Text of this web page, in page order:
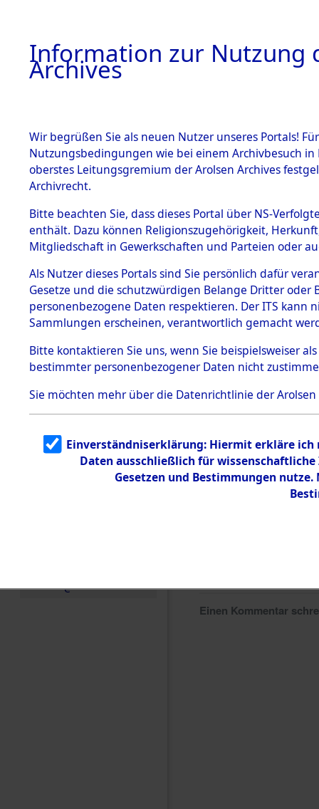
BESTÄNDE
1.
mente
5. Verschiedenes
5.3
Todesmärsche
5.3.1 Alliierte
Erhebungen
zu
Todesmärsch
en
5.3.2
g
5.3.3
Todesmärsch
e
Baden-
Bruchsal
Einen Kommentar
Information zur Nutzung
Archives
Wir begrüßen Sie als neuen Nutzer unseres Portals!
Nutzungsbedingungen wie bei einem Archivbesuch
oberstes Leitungsgremium der Arolsen Archives
Archivrecht.
Bitte beachten Sie, dass dieses Portal über NS-
enthält. Dazu können Religionszugehörigkeit,
Mitgliedschaft in Gewerkschaften und Parteien oder
Als Nutzer dieses Portals sind Sie persönlich dafür
Gesetze und die schutzwürdigen Belange Dritter
personenbezogene Daten respektieren. Der ITS
Sammlungen erscheinen, verantwortlich gemacht
Bitte kontaktieren Sie uns, wenn Sie beispielsweiser
bestimmter personenbezogener Daten nicht
Sie möchten mehr über die Datenrichtlinie der Arolsen
Einverständniserklärung: Hiermit erkläre ich
Daten ausschließlich für
Gesetzen und Bestimmungen